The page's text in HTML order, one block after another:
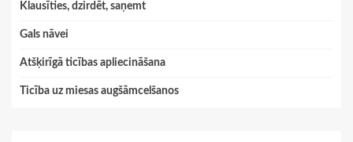
Klausīties, dzirdēt, saņemt
Gals nāvei
Atšķirīgā ticības apliecināšana
Ticība uz miesas augšāmcelšanos